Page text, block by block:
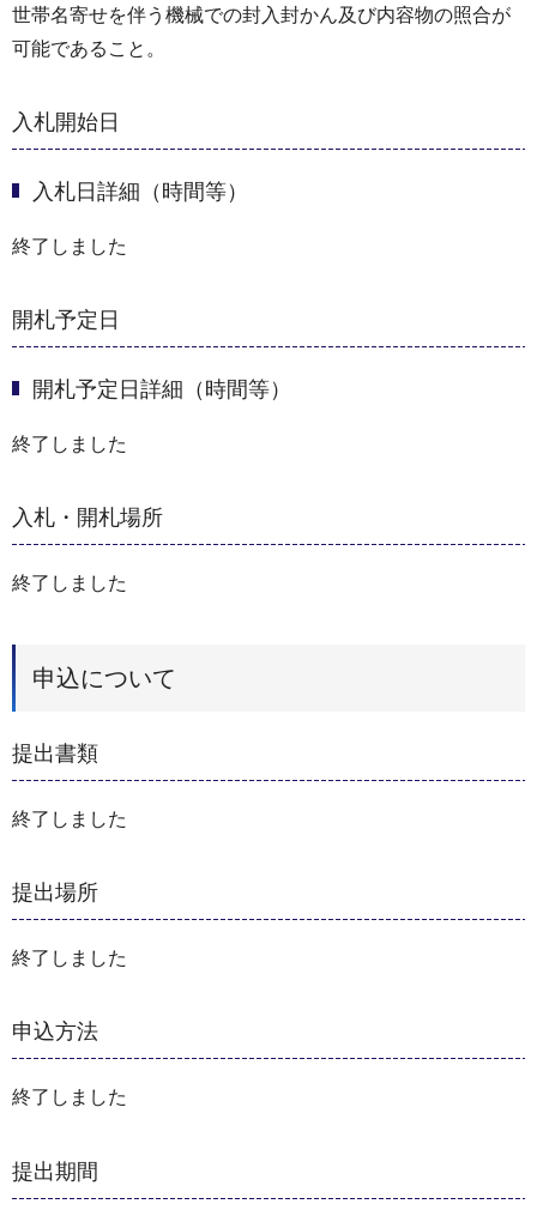
世帯名寄せを伴う機械での封⼊封かん及び内容物の照合が
可能であること。
入札開始日
入札日詳細（時間等）
終了しました
開札予定日
開札予定日詳細（時間等）
終了しました
入札・開札場所
終了しました
申込について
提出書類
終了しました
提出場所
終了しました
申込方法
終了しました
提出期間